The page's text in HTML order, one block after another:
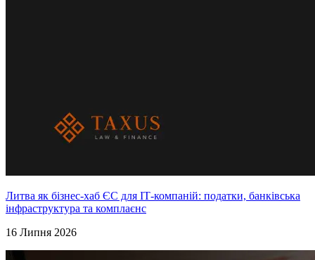
Литва як бізнес-хаб ЄС для ІТ-компаній: податки, банківська
інфраструктура та комплаєнс
16 Липня 2026